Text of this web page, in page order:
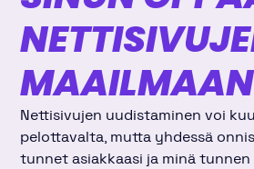
MAAILMAAN
Nettisivujen uudistaminen voi
pelottavalta, mutta yhdessä
tunnet asiakkaasi ja minä